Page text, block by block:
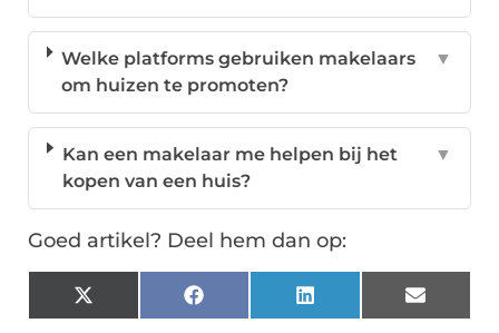
Welke platforms gebruiken makelaars
om huizen te promoten?
▼
Kan een makelaar me helpen bij het
kopen van een huis?
▼
Goed artikel? Deel hem dan op:
X
(Twitter)
Facebook LinkedIn Email